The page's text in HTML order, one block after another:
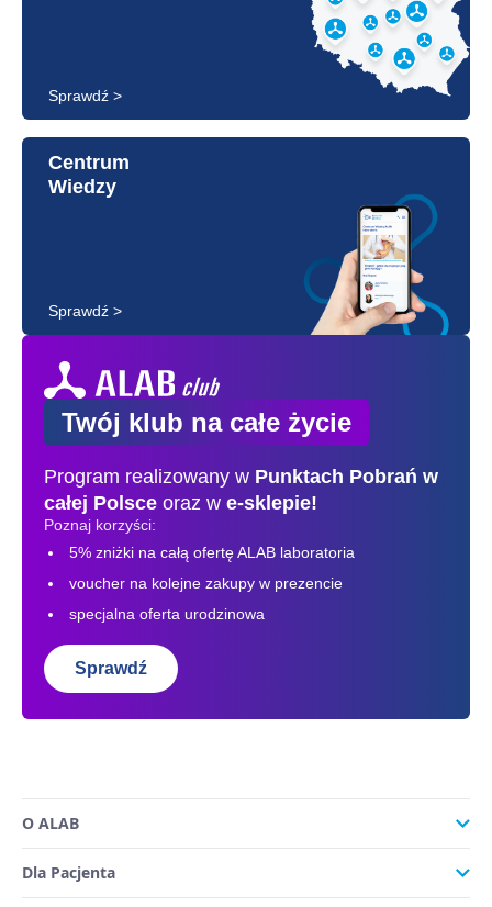
Sprawdź >
Centrum
Wiedzy
Sprawdź >
Twój klub na całe życie
Program realizowany w Punktach Pobrań w
całej Polsce oraz w e-sklepie!
Poznaj korzyści:
5% zniżki na całą ofertę ALAB laboratoria
voucher na kolejne zakupy w prezencie
specjalna oferta urodzinowa
Sprawdź
O ALAB
Dla Pacjenta